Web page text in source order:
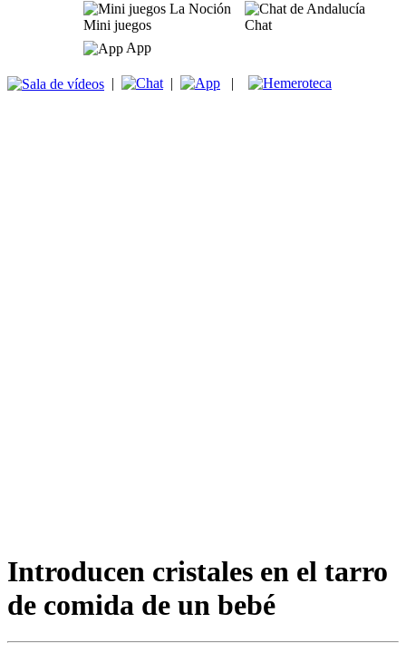
Mini juegos
Chat
App
| | |
Introducen cristales en el tarro
de comida de un bebé